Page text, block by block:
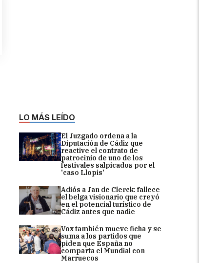
LO MÁS LEÍDO
El Juzgado ordena a la
Diputación de Cádiz que
reactive el contrato de
patrocinio de uno de los
festivales salpicados por el
'caso Llopis'
Adiós a Jan de Clerck: fallece
el belga visionario que creyó
en el potencial turístico de
Cádiz antes que nadie
Vox también mueve ficha y se
suma a los partidos que
piden que España no
comparta el Mundial con
Marruecos